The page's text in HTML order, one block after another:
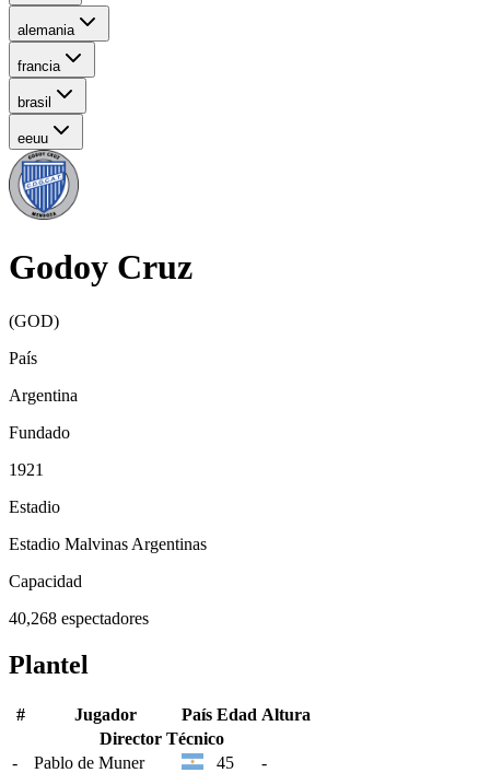
alemania
francia
brasil
eeuu
Godoy Cruz
(GOD)
País
Argentina
Fundado
1921
Estadio
Estadio Malvinas Argentinas
Capacidad
40,268 espectadores
Plantel
# Jugador País Edad Altura
Director Técnico
-
Pablo de Muner 45
-